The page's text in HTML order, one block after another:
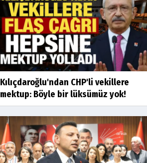
Kılıçdaroğlu'ndan CHP'li vekillere
mektup: Böyle bir lüksümüz yok!